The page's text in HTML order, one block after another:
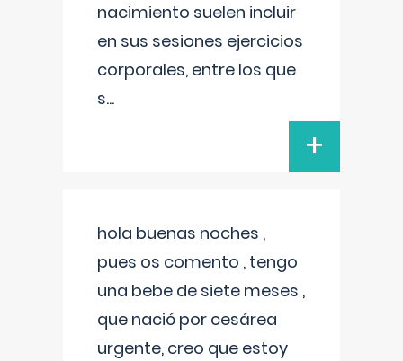
nacimiento suelen incluir
en sus sesiones ejercicios
corporales, entre los que
s...
+
hola buenas noches ,
pues os comento , tengo
una bebe de siete meses ,
que nació por cesárea
urgente, creo que estoy